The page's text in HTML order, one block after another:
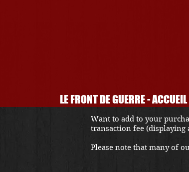
LE FRONT DE GUERRE - ACCUEIL
Want to add to your
transaction fee (displaying
Please note that many of